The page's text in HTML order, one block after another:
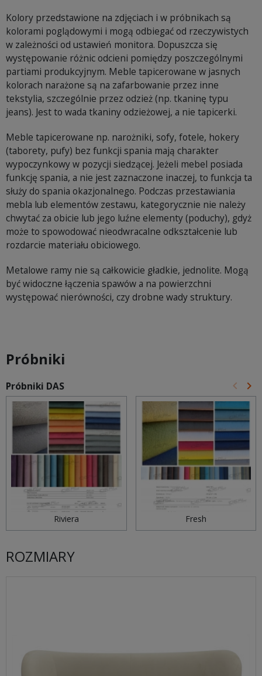
Kolory przedstawione na zdjęciach i w próbnikach są
kolorami poglądowymi i mogą odbiegać od rzeczywistych
w zależności od ustawień monitora. Dopuszcza się
występowanie różnic odcieni pomiędzy poszczególnymi
partiami produkcyjnym. Meble tapicerowane w jasnych
kolorach narażone są na zafarbowanie przez inne
tekstylia, szczególnie przez odzież (np. tkaninę typu
jeans). Jest to wada tkaniny odzieżowej, a nie tapicerki.
Meble tapicerowane np. narożniki, sofy, fotele, hokery
(taborety, pufy) bez funkcji spania mają charakter
wypoczynkowy w pozycji siedzącej. Jeżeli mebel posiada
funkcję spania, a nie jest zaznaczone inaczej, to funkcja ta
służy do spania okazjonalnego. Podczas przestawiania
mebla lub elementów zestawu, kategorycznie nie należy
chwytać za obicie lub jego luźne elementy (poduchy), gdyż
może to spowodować nieodwracalne odkształcenie lub
rozdarcie materiału obiciowego.
Metalowe ramy nie są całkowicie gładkie, jednolite. Mogą
być widoczne łączenia spawów a na powierzchni
występować nierówności, czy drobne wady struktury.
Próbniki
Próbniki DAS keyboard_arrow_left keyboard_arrow_right
Riviera Fresh
ROZMIARY